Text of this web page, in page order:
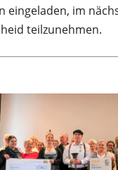
eingeladen, im
teilzunehmen.